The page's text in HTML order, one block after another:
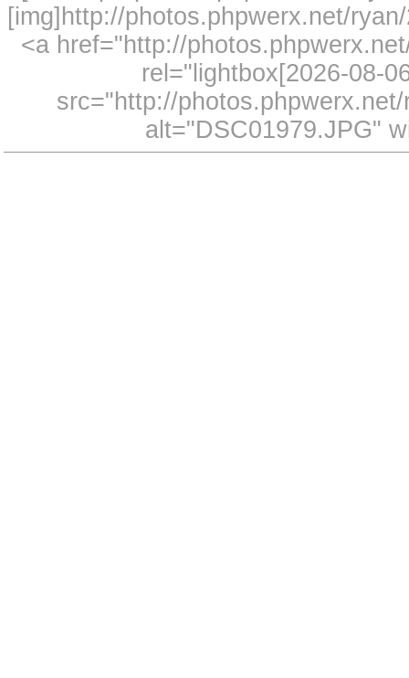
[img]http://photos.phpwerx.net/
<a href="http://
rel="lightbox[2026-08-
src="http://
alt="DSC01979.JPG"